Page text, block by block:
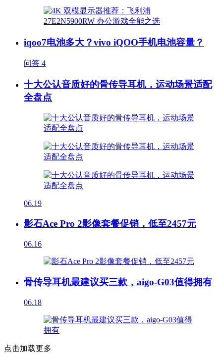
iqoo7电池多大？vivo iQOO手机电池容量？
问答 4
十大公认音质好的骨传导耳机，运动场景适配
全盘点
06.19
影石Ace Pro 2影像套餐促销，低至2457元
06.16
骨传导耳机最建议买三款，aigo-G03值得拥有
06.18
点击加载更多